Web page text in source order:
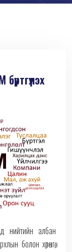
нийтийн албан
болон хөрөнгө,